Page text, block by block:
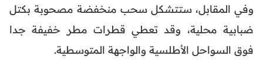
وفي المقابل، ستتشكل سحب منخفضة مصحوبة بكتل
ضبابية محلية، وقد تعطي قطرات مطر خفيفة جدا
فوق السواحل الأطلسية والواجهة المتوسطية.